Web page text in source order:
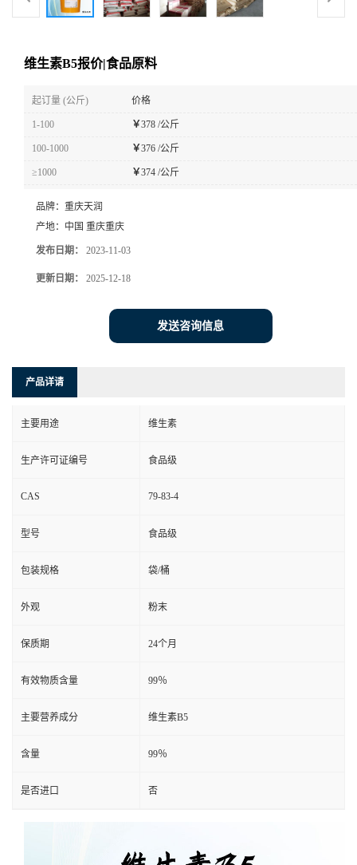
维生素B5报价|食品原料
起订量 (公斤) 价格
1-100 ￥378 /公斤
100-1000 ￥376 /公斤
≥1000 ￥374 /公斤
品牌： 重庆天润
产地： 中国 重庆重庆
发布日期： 2023-11-03
更新日期： 2025-12-18
发送咨询信息
产品详请
主要用途 维生素
生产许可证编号 食品级
CAS 79-83-4
型号 食品级
包装规格 袋/桶
外观 粉末
保质期 24个月
有效物质含量 99％
主要营养成分 维生素B5
含量 99％
是否进口 否